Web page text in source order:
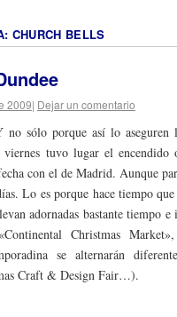
CHURCH BELLS
2009| Dejar un comentario
no sólo porque así lo aseguren
viernes tuvo lugar el encendido
con el de Madrid. Aunque
Lo es porque hace tiempo
adornadas bastante tiempo
Christmas
se alternarán
Craft & Design Fair…).